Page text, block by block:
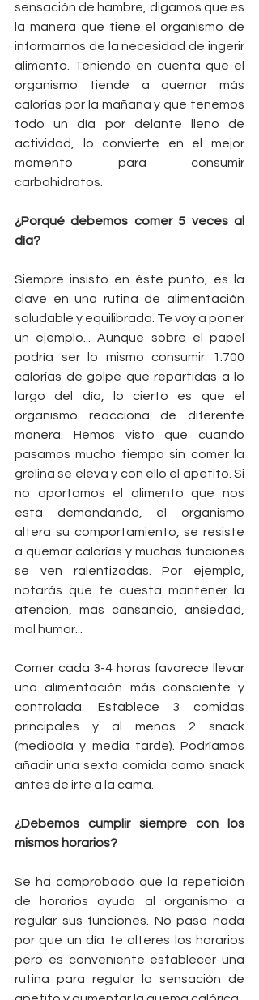
sensación de hambre, digamos que es
la manera que tiene el organismo de
informarnos de la necesidad de ingerir
alimento. Teniendo en cuenta que el
organismo tiende a quemar más
calorías por la mañana y que tenemos
todo un día por delante lleno de
actividad, lo convierte en el mejor
momento para consumir
carbohidratos.
¿Porqué debemos comer 5 veces al
día?
Siempre insisto en éste punto, es la
clave en una rutina de alimentación
saludable y equilibrada. Te voy a poner
un ejemplo... Aunque sobre el papel
podría ser lo mismo consumir 1.700
calorías de golpe que repartidas a lo
largo del día, lo cierto es que el
organismo reacciona de diferente
manera. Hemos visto que cuando
pasamos mucho tiempo sin comer la
grelina se eleva y con ello el apetito. Si
no aportamos el alimento que nos
está demandando, el organismo
altera su comportamiento, se resiste
a quemar calorías y muchas funciones
se ven ralentizadas. Por ejemplo,
notarás que te cuesta mantener la
atención, más cansancio, ansiedad,
mal humor...
Comer cada 3-4 horas favorece llevar
una alimentación más consciente y
controlada. Establece 3 comidas
principales y al menos 2 snack
(mediodía y media tarde). Podríamos
añadir una sexta comida como snack
antes de irte a la cama.
¿Debemos cumplir siempre con los
mismos horarios?
Se ha comprobado que la repetición
de horarios ayuda al organismo a
regular sus funciones. No pasa nada
por que un día te alteres los horarios
pero es conveniente establecer una
rutina para regular la sensación de